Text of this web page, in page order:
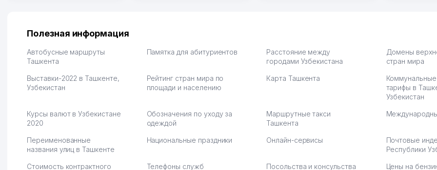
на себя доставку до
хранение бесплатное
первый год, хорошая
рекламы, а теперь вижу
результаты. В последнее
много заказывают, а
вначале только по
вяло. Удалось
раскрутиться, дальше
Hamida 03.08.2026 12:45:39
мышки и вообще все что
обслуживания клиентов.
Рекомендую этот колл-
партнера для бизнеса.
тут у нас
Выгодное
Марат
Полезная информация
Автобусные маршруты
Ташкента
Памятка для абитуриентов
Расстояние между
городами Узбекистана
Домены
стран мира
Выставки-2022 в Ташкенте,
Узбекистан
Рейтинг стран мира по
площади и населению
Карта Ташкента
тарифы в
Узбекистан
Курсы валют в Узбекистане
2020
Обозначения по уходу за
одеждой
Маршрутные такси
Ташкента
Переименованные
названия улиц в Ташкенте
Национальные праздники Онлайн-сервисы
Почтовые
Республики
Стоимость контрактного
Телефоны служб
Посольства и консульства
Цены на